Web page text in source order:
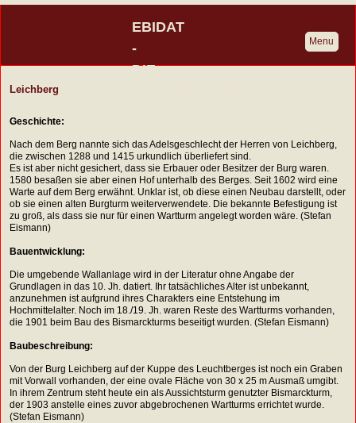
EBIDAT
-
DIE
Menu
Leichberg
Geschichte:
Nach dem Berg nannte sich das Adelsgeschlecht der Herren von Leichberg,
die zwischen 1288 und 1415 urkundlich überliefert sind.
Es ist aber nicht gesichert, dass sie Erbauer oder Besitzer der Burg waren.
1580 besaßen sie aber einen Hof unterhalb des Berges. Seit 1602 wird eine
Warte auf dem Berg erwähnt. Unklar ist, ob diese einen Neubau darstellt, oder
ob sie einen alten Burgturm weiterverwendete. Die bekannte Befestigung ist
zu groß, als dass sie nur für einen Wartturm angelegt worden wäre. (Stefan
Eismann)
Bauentwicklung:
Die umgebende Wallanlage wird in der Literatur ohne Angabe der
Grundlagen in das 10. Jh. datiert. Ihr tatsächliches Alter ist unbekannt,
anzunehmen ist aufgrund ihres Charakters eine Entstehung im
Hochmittelalter. Noch im 18./19. Jh. waren Reste des Wartturms vorhanden,
die 1901 beim Bau des Bismarckturms beseitigt wurden. (Stefan Eismann)
Baubeschreibung:
Von der Burg Leichberg auf der Kuppe des Leuchtberges ist noch ein Graben
mit Vorwall vorhanden, der eine ovale Fläche von 30 x 25 m Ausmaß umgibt.
In ihrem Zentrum steht heute ein als Aussichtsturm genutzter Bismarckturm,
der 1903 anstelle eines zuvor abgebrochenen Wartturms errichtet wurde.
(Stefan Eismann)